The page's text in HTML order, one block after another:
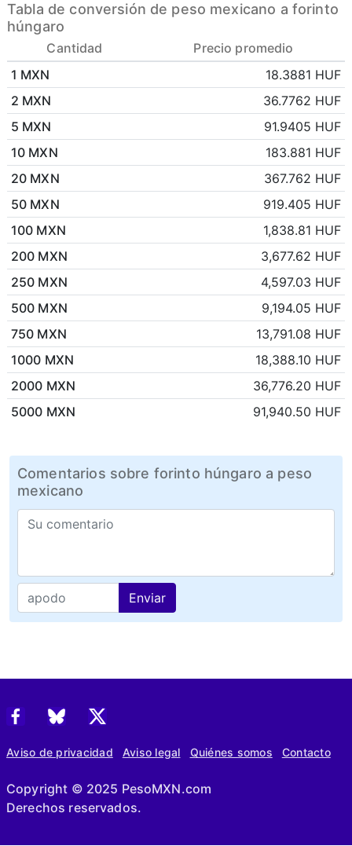
Tabla de conversión de peso mexicano a forinto
húngaro
Cantidad
Precio promedio
1 MXN
18.3881 HUF
2 MXN
36.7762 HUF
5 MXN
91.9405 HUF
10 MXN
183.881 HUF
20 MXN
367.762 HUF
50 MXN
919.405 HUF
100 MXN
1,838.81 HUF
200 MXN
3,677.62 HUF
250 MXN
4,597.03 HUF
500 MXN
9,194.05 HUF
750 MXN
13,791.08 HUF
1000 MXN
18,388.10 HUF
2000 MXN
36,776.20 HUF
5000 MXN
91,940.50 HUF
Comentarios sobre forinto húngaro a peso
mexicano
Enviar
Aviso de privacidad Aviso legal Quiénes somos Contacto
Copyright © 2025 PesoMXN.com
Derechos reservados.